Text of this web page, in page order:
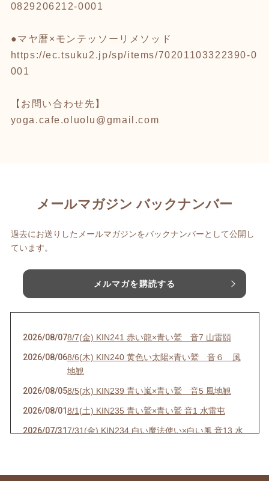
0829206212-0001
●マヤ暦×モンテッソーリメソッド
https://ec.tsuku2.jp/sp/items/70201103322390-0
001
【お問い合わせ先】
yoga.cafe.oluolu@gmail.com
メールマガジン バックナンバー
過去にお送りしたメールマガジンをバックナンバーとして公開し
ています。
メルマガを購読する
2026/08/078/7(金) KIN241 赤い龍×青い鷲 音7 山雷頤
2026/08/068/6(木) KIN240 黄色い太陽×青い鷲 音６ 風
地観
2026/08/058/5(水) KIN239 青い嵐×青い鷲 音5 風地観
2026/08/018/1(土) KIN235 青い鷲×青い鷲 音1 水雷屯
2026/07/317/31(金) KIN234 白い魔法使い×白い風 音13 水
雷屯